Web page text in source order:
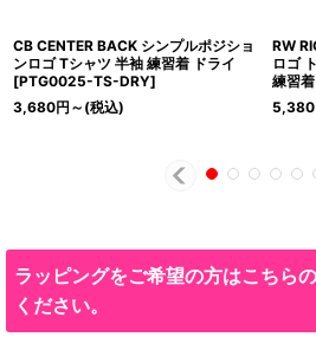
CB CENTER BACK シンプルポジショ
ンロゴ Tシャツ 半袖 練習着 ドライ
[PTG0025-TS-DRY]
3,680円 ～ (税込)
RW
ロゴ
練習着
5,380
ラッピングをご希望の方はこちら
ください。